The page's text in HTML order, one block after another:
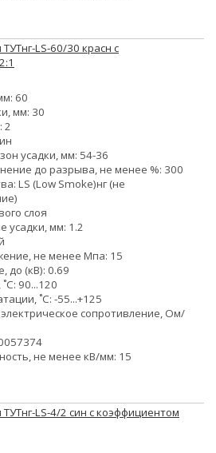
LS-60/30 красн с
60
мм: 30
2
усадки, мм: 54-36
до разрыва, не менее %: 300
LS (Low Smoke)нг (не
слоя
усадки, мм: 1.2
не менее Мпа: 15
до (кВ): 0.69
90...120
˚С: -55...+125
сопротивление, Ом/
не менее кВ/мм: 15
LS-4/2 син с коэффициентом